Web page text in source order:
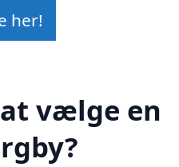
her!
vælge en